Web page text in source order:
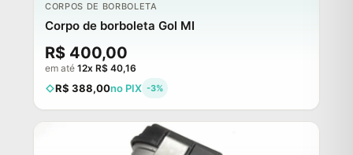
CORPOS DE BORBOLETA
Corpo de borboleta Gol MI
R$ 400,00
em até 12x R$ 40,16
R$ 388,00no PIX -3%